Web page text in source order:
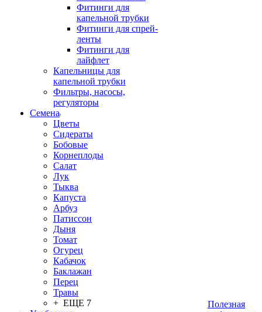
Фитинги для
капельной трубки
Фитинги для спрей-
ленты
Фитинги для
лайфлет
Капельницы для
капельной трубки
Фильтры, насосы,
регуляторы
Семена
Цветы
Сидераты
Бобовые
Корнеплоды
Салат
Лук
Тыква
Капуста
Арбуз
Патиссон
Дыня
Томат
Огурец
Кабачок
Баклажан
Перец
Травы
+ ЕЩЕ 7
Полезная